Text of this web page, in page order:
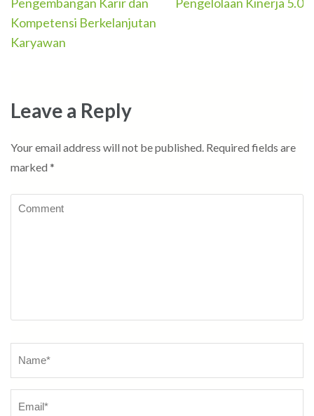
navigation
Kompetensi Berkelanjutan
Karyawan
Leave a Reply
Your email address will not be published. Required fields are
marked *